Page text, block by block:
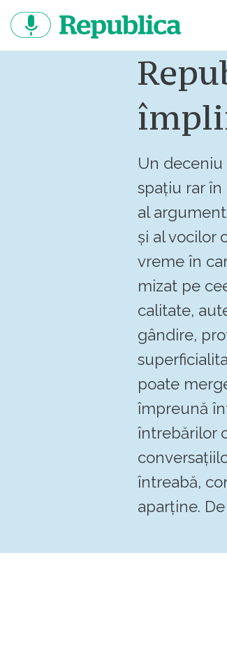
continut
Un
spațiu rar în
al
și al vocilor
vreme în
mizat pe
calitate,
gândire,
poate
împreună
întrebărilor
întreabă,
aparține.